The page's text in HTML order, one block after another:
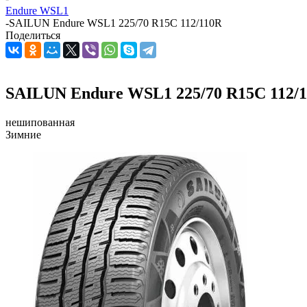
Endure WSL1
-SAILUN Endure WSL1 225/70 R15C 112/110R
Поделиться
SAILUN Endure WSL1 225/70 R15C 112/
нешипованная
Зимние